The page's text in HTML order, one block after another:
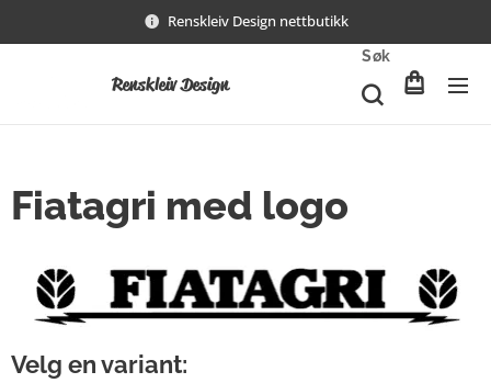
Renskleiv Design nettbutikk
Renskleiv Design
Søk
Fiatagri med logo
Velg en variant: